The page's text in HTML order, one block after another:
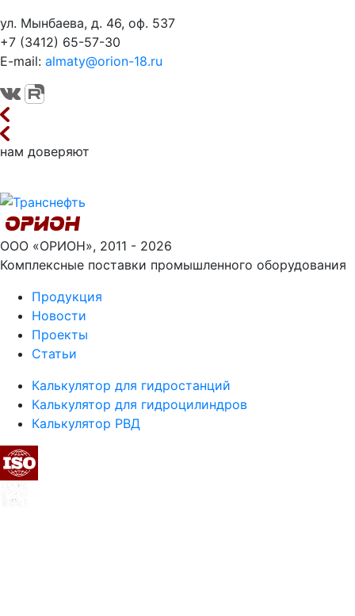
ул. Мынбаева, д. 46, оф. 537
+7 (3412) 65-57-30
E-mail: almaty@orion-18.ru
нам доверяют
ООО «ОРИОН», 2011 - 2026
Комплексные поставки промышленного оборудования
Продукция
Новости
Проекты
Статьи
Калькулятор для гидростанций
Калькулятор для гидроцилиндров
Калькулятор РВД